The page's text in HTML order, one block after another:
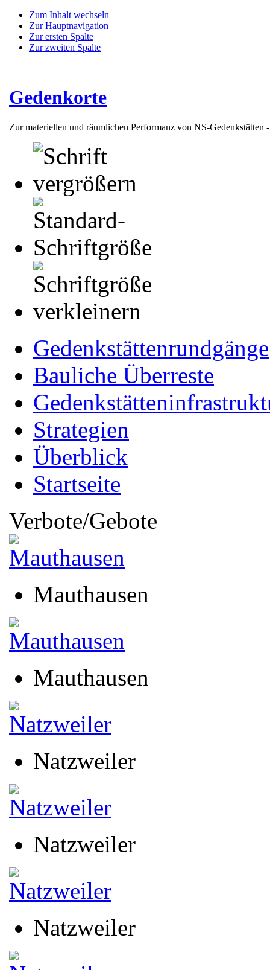
Zum Inhalt wechseln
Zur Hauptnavigation
Zur ersten Spalte
Zur zweiten Spalte
Gedenkorte
Zur materiellen und räumlichen Performanz von NS-Gedenkstätten
Gedenkstättenrundgänge
Bauliche Überreste
Strategien
Überblick
Startseite
Verbote/Gebote
Mauthausen
Mauthausen
Natzweiler
Natzweiler
Natzweiler